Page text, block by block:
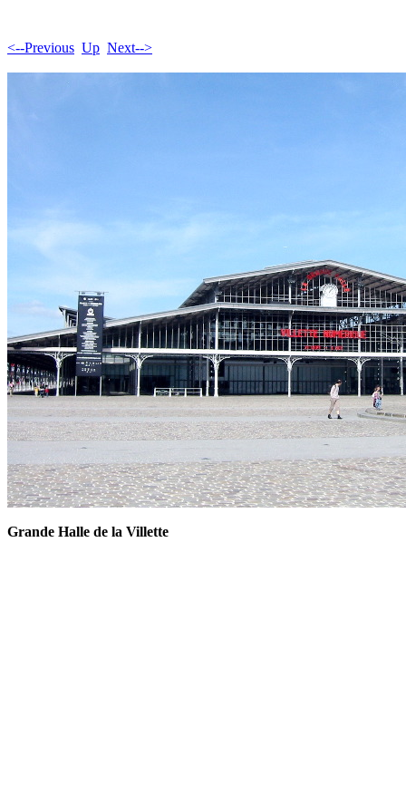
<--Previous Up Next-->
Grande Halle de la Villette